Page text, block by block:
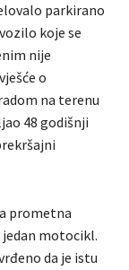
parkirano
koje se
nije
o
na terenu
48 godišnji
prometna
jedan motocikl.
da je istu